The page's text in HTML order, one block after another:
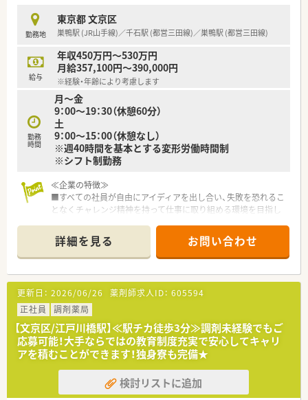
クスできる空間作りをしています。
■社長に直接キャリアの希望を伝えられる制度があり、非常に風
通しの良いカルチャーが根付いています。
【こんな方が活躍中】
■患者様や共に働く仲間に対して、優しさや思いやりを持って接
することができる方が活躍しています。
■チームで協力し、他者のために貢献することに喜びややりがい
を感じられる方が多く在籍しています。
■現状に満足することなく、常に新しい知識やスキルを学ぼうと
する成長意欲の高い方が活躍中です。
勤務地
東京都 文京区
巣鴨駅 (JR山手線)／千石駅 (都営三田線)／巣鴨駅 (都営三田線)
給与
年収450万円～530万円
月給357,100円～390,000円
※経験・年齢により考慮します
勤務
時間
月～金
9：00～19：30（休憩60分）
土
9：00～15：00（休憩なし）
※週40時間を基本とする変形労働時間制
※シフト制勤務
≪企業の特徴≫
■すべての社員が自由にアイディアを出し合い、失敗を恐れるこ
となくチャレンジ精神を持って仕事に取り組める環境を目指し
■薬剤師として更なるキャリアアップを目指す方はもちろん、薬
剤師としての枠を超えたキャリアアップのチャンスがたくさん
ある環境です
■東京、神奈川、千葉、埼玉を中心に約130店舗展開中の大手チェ
ーン薬局です
詳細を見る お問い合わせ
更新日： 2026/06/26 薬剤師求人ID： 605594
正社員
調剤薬局
【文京区/江戸川橋駅】≪駅チカ徒歩3分≫調剤未経験でもご
応募可能！大手ならではの教育制度充実で安心してキャリ
アを積むことができます！独身寮も完備★
検討リストに追加